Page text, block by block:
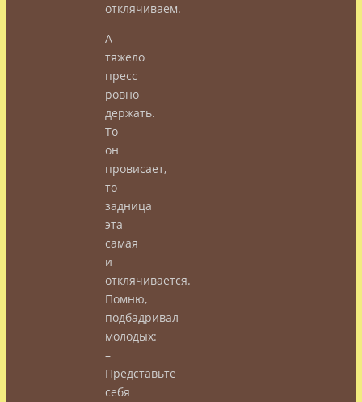
отклячиваем.
А
тяжело
пресс
ровно
держать.
То
он
провисает,
то
задница
эта
самая
и
отклячивается.
Помню,
подбадривал
молодых:
–
Представьте
себя